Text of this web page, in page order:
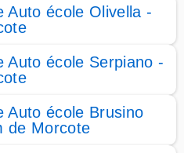
Auto école Olivella -
Auto école Serpiano -
Auto école Brusino
de Morcote